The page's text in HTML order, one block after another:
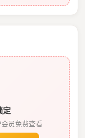
定
员免费查看